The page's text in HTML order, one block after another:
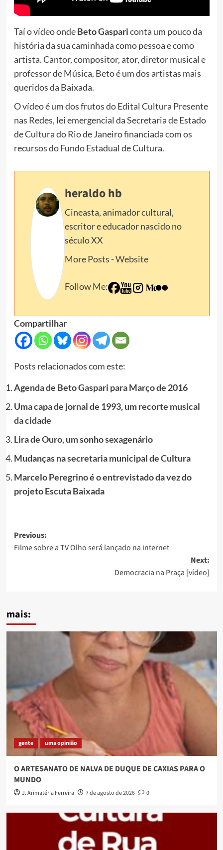
Taí o vídeo ondeBeto Gaspariconta um pouco da
história da sua caminhada como pessoa e como
artista. Cantor, compositor, ator, diretor musical e
professor de Música, Beto é um dos artistas mais
queridos da Baixada.
O vídeo é um dos frutos do Edital Cultura Presente
nas Redes, lei emergencial da Secretaria de Estado
de Cultura do Rio de Janeiro financiada com os
recursos do Fundo Estadual de Cultura.
heraldo hb
Cineasta, animador cultural,
escritor e educador nascido no
século XX
More Posts -Website
Follow Me:
Compartilhar
Posts relacionados com este:
Agenda de Beto Gaspari para Março de 2016
Uma capa de jornal de 1993, um recorte musical
da cidade
Lira de Ouro, um sonho sexagenário
Mudanças na secretaria municipal de Cultura
Marcelo Peregrino é o entrevistado da vez do
projeto Escuta Baixada
Post
navigation
Previous:
Filme sobre a TV Olho será lançado na internet
Next:
Democracia na Praça [vídeo]
mais:
gente uma opinião
O ARTESANATO DE NALVA DE DUQUE DE CAXIAS PARA O
MUNDO
J. Arimatéria Ferreira 7 de agosto de 2026 0